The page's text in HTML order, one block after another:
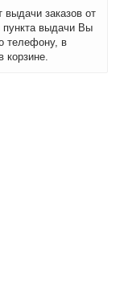
выдачи заказов от
пункта выдачи Вы
телефону, в
корзине.